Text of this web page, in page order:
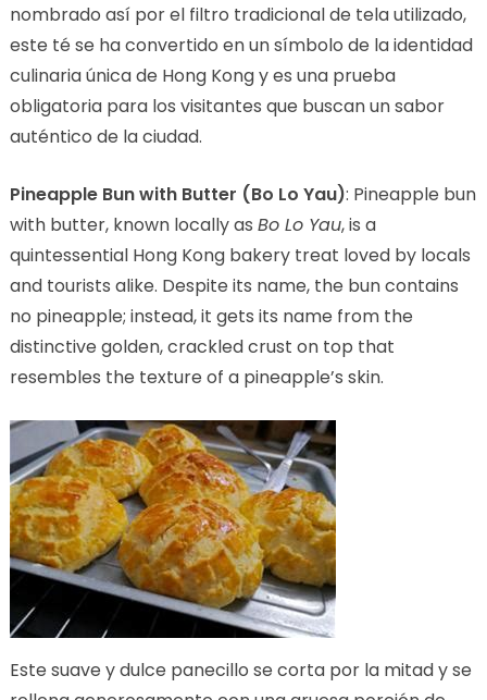
nombrado así por el filtro tradicional de tela utilizado,
este té se ha convertido en un símbolo de la identidad
culinaria única de Hong Kong y es una prueba
obligatoria para los visitantes que buscan un sabor
auténtico de la ciudad.
Pineapple Bun with Butter (Bo Lo Yau): Pineapple bun
with butter, known locally as Bo Lo Yau, is a
quintessential Hong Kong bakery treat loved by locals
and tourists alike. Despite its name, the bun contains
no pineapple; instead, it gets its name from the
distinctive golden, crackled crust on top that
resembles the texture of a pineapple’s skin.
Este suave y dulce panecillo se corta por la mitad y se